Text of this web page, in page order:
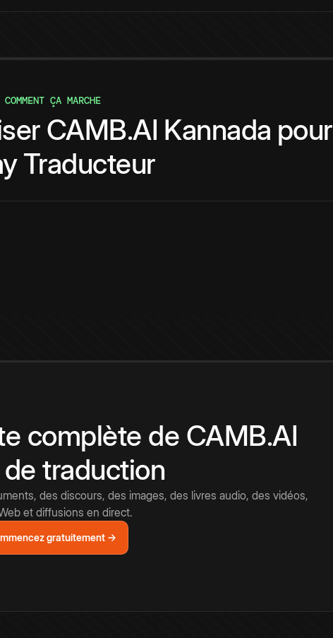
COMMENT ÇA MARCHE
CAMB.AI Kannada pour
Traducteur
complète de CAMB.AI
traduction
des discours, des images, des livres audio, des vidéos,
et diffusions en direct.
gratuitement →